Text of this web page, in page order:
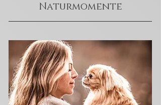
Naturmomente